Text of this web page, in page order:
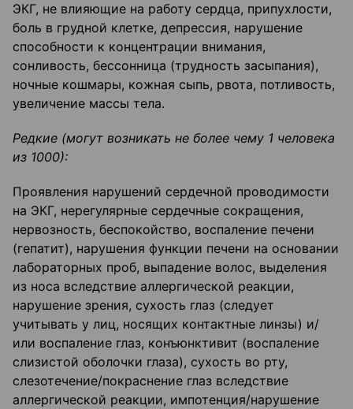
ЭКГ, не влияющие на работу сердца, припухлости,
боль в грудной клетке, депрессия, нарушение
способности к концентрации внимания,
сонливость, бессонница (трудность засыпания),
ночные кошмары, кожная сыпь, рвота, потливость,
увеличение массы тела.
Редкие (могут возникать не более чему 1 человека
из 1000):
Проявления нарушений сердечной проводимости
на ЭКГ, нерегулярные сердечные сокращения,
нервозность, беспокойство, воспаление печени
(гепатит), нарушения функции печени на основании
лабораторных проб, выпадение волос, выделения
из носа вследствие аллергической реакции,
нарушение зрения, сухость глаз (следует
учитывать у лиц, носящих контактные линзы) и/
или воспаление глаз, конъюнктивит (воспаление
слизистой оболочки глаза), сухость во рту,
слезотечение/покраснение глаз вследствие
аллергической реакции, импотенция/нарушение